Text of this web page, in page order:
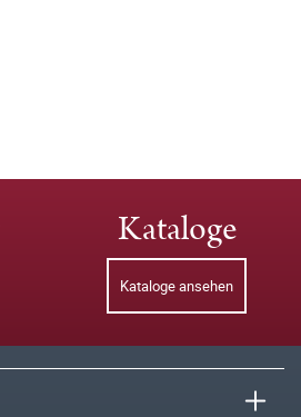
Kataloge
Kataloge ansehen